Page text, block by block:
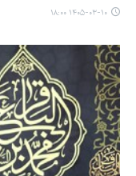
۱۴۰۵-۰۳-۱۰ ۱۸:۰۰